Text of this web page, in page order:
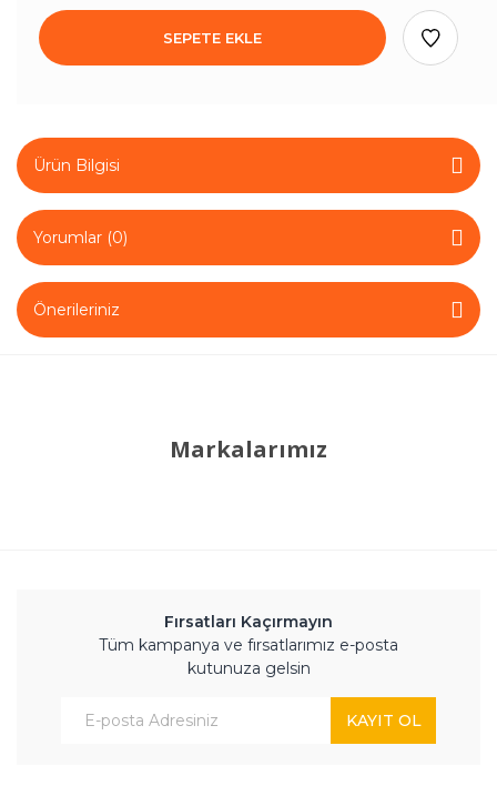
SEPETE EKLE
Ürün Bilgisi
Yorumlar (0)
Önerileriniz
Markalarımız
Fırsatları Kaçırmayın
Tüm kampanya ve fırsatlarımız e-posta
kutunuza gelsin
KAYIT OL